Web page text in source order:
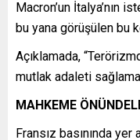
Macron’un İtalya’nın
bu yana görüşülen bu
Açıklamada,
mutlak adaleti sağlama
MAHKEME
Fransız basınında